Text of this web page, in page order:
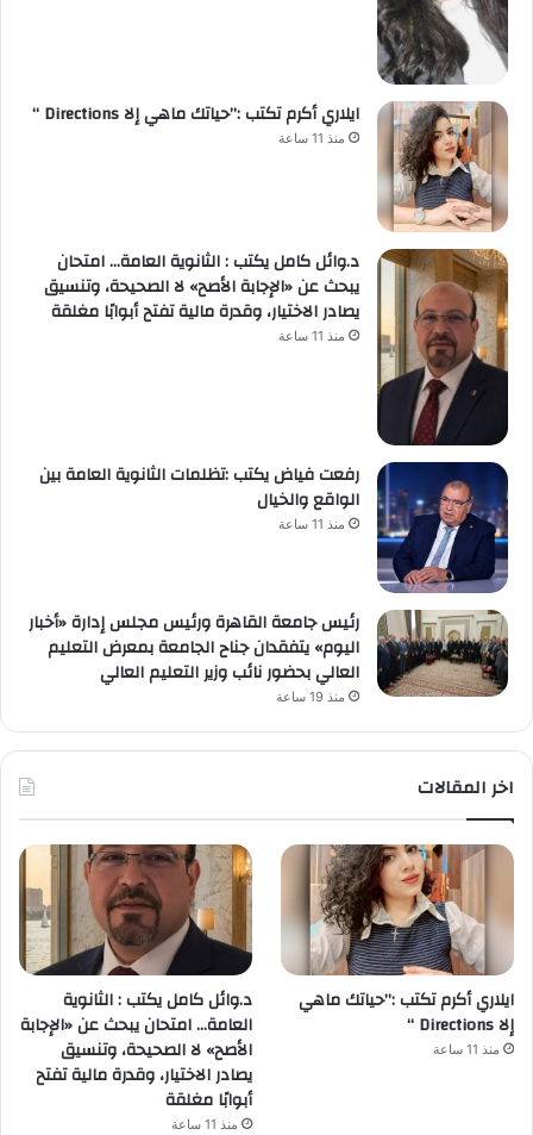
ايلاري أكرم تكتب :”حياتك ماهي إلا Directions “
منذ 11 ساعة
د.وائل كامل يكتب : الثانوية العامة… امتحان
يبحث عن «الإجابة الأصح» لا الصحيحة، وتنسيق
يصادر الاختيار، وقدرة مالية تفتح أبوابًا مغلقة
منذ 11 ساعة
رفعت فياض يكتب :تظلمات الثانوية العامة بين
الواقع والخيال
منذ 11 ساعة
رئيس جامعة القاهرة ورئيس مجلس إدارة «أخبار
اليوم» يتفقدان جناح الجامعة بمعرض التعليم
العالي بحضور نائب وزير التعليم العالي
منذ 19 ساعة
اخر المقالات
ايلاري أكرم تكتب :”حياتك ماهي
إلا Directions “
منذ 11 ساعة
د.وائل كامل يكتب : الثانوية
العامة… امتحان يبحث عن «الإجابة
الأصح» لا الصحيحة، وتنسيق
يصادر الاختيار، وقدرة مالية تفتح
أبوابًا مغلقة
منذ 11 ساعة